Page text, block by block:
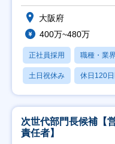
大阪府
400万~480万
正社員採用 職種・業
土日祝休み 休日120
次世代部門長候補【
責任者】